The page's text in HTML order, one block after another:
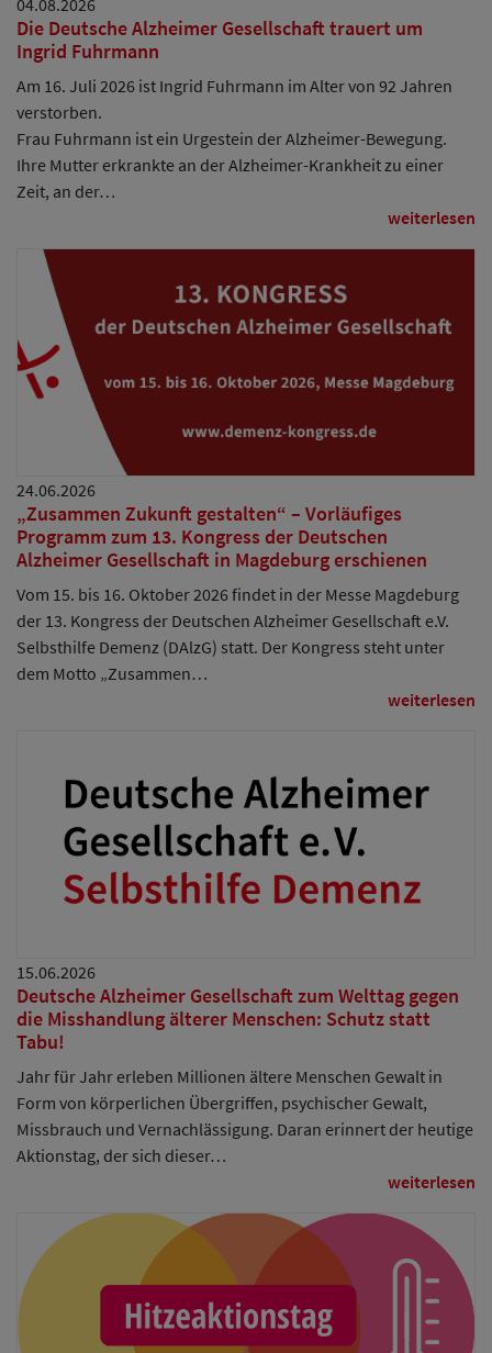
Die Deutsche Alzheimer Gesellschaft trauert um
Ingrid Fuhrmann
Am 16. Juli 2026 ist Ingrid Fuhrmann im Alter von 92 Jahren
verstorben.
Frau Fuhrmann ist ein Urgestein der Alzheimer-Bewegung.
Ihre Mutter erkrankte an der Alzheimer-Krankheit zu einer
Zeit, an der…
weiterlesen
24.06.2026
„Zusammen Zukunft gestalten“ – Vorläufiges
Programm zum 13. Kongress der Deutschen
Alzheimer Gesellschaft in Magdeburg erschienen
Vom 15. bis 16. Oktober 2026 findet in der Messe Magdeburg
der 13. Kongress der Deutschen Alzheimer Gesellschaft e.V.
Selbsthilfe Demenz (DAlzG) statt. Der Kongress steht unter
dem Motto „Zusammen…
weiterlesen
15.06.2026
Deutsche Alzheimer Gesellschaft zum Welttag gegen
die Misshandlung älterer Menschen: Schutz statt
Tabu!
Jahr für Jahr erleben Millionen ältere Menschen Gewalt in
Form von körperlichen Übergriffen, psychischer Gewalt,
Missbrauch und Vernachlässigung. Daran erinnert der heutige
Aktionstag, der sich dieser…
weiterlesen